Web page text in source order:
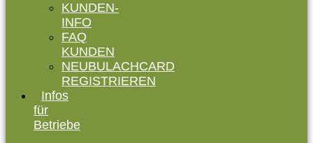
KUNDEN-
INFO
FAQ
KUNDEN
NEUBULACHCARD
REGISTRIEREN
Infos
für
Betriebe